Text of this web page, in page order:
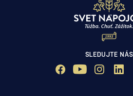
SLEDUJTE NÁS